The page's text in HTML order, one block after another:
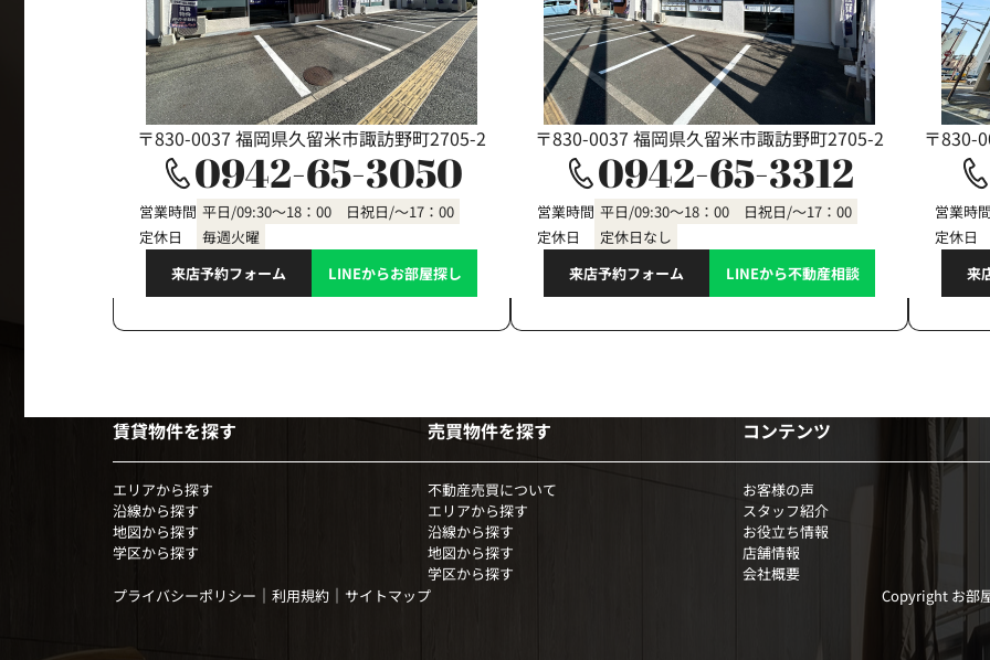
〒830-0037 福岡県久留米市諏訪野町2705-2
0942-65-3050
営業時間 平日/09:30～18：00 日祝日/～17：00
定休日
毎週火曜
来店予約フォーム
LINEからお部屋探し
〒830-0037 福岡県久留米市諏訪野町2705-2
0942-65-3312
営業時間 平日/09:30～18：00 日祝日/～17：00
定休日
定休日なし
来店予約フォーム
LINEから不動産相談
〒830-
営業時
定休日
来
賃貸物件を探す
エリアから探す
沿線から探す
地図から探す
学区から探す
売買物件を探す
不動産売買について
エリアから探す
沿線から探す
地図から探す
学区から探す
コンテンツ
お客様の声
スタッフ紹介
お役立ち情報
店舗情報
会社概要
プライバシーポリシー ｜ 利用規約 ｜ サイトマップ Copyright お部